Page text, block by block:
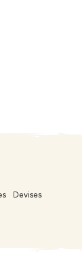
Devises